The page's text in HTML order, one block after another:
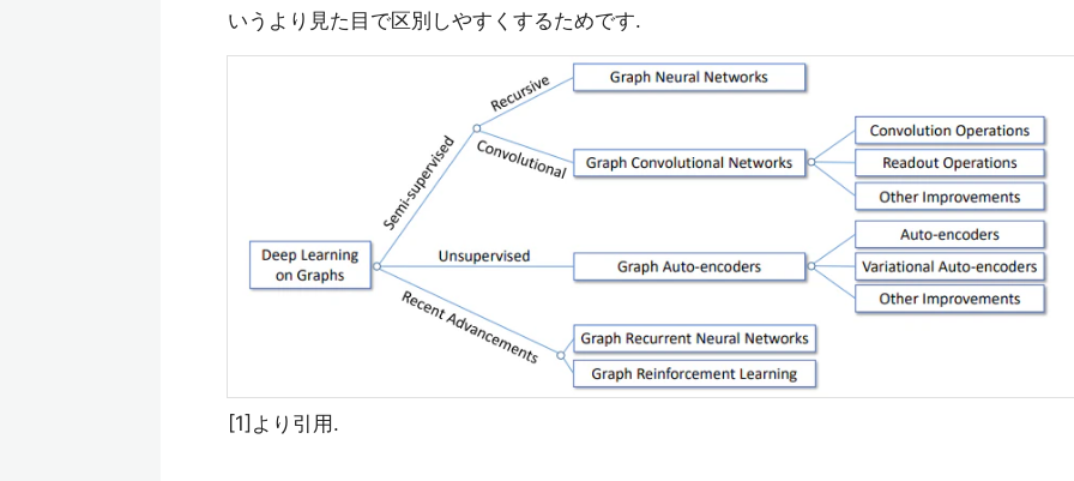
いうより見た目で区別しやすくするためです.
[1]より引用.